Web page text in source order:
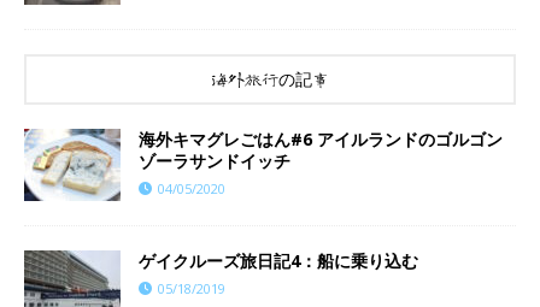
海外旅行の記事
海外キマグレごはん#6 アイルランドのゴルゴン
ゾーラサンドイッチ
04/05/2020
ゲイクルーズ旅日記4：船に乗り込む
05/18/2019